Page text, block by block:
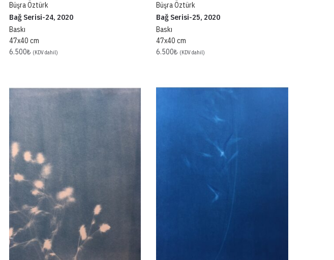
Büşra Öztürk
Bağ Serisi-24, 2020
Baskı
47x40 cm
6.500₺ (KDV dahil)
Büşra Öztürk
Bağ Serisi-25, 2020
Baskı
47x40 cm
6.500₺ (KDV dahil)